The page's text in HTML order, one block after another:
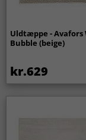
Uldtæppe - Avafors
Bubble (beige)
kr.629